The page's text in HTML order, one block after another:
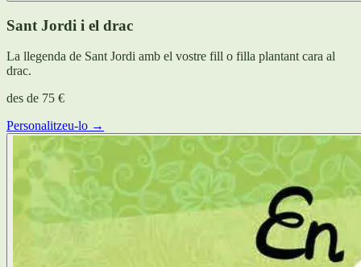
Sant Jordi i el drac
La llegenda de Sant Jordi amb el vostre fill o filla plantant cara al
drac.
des de 75 €
Personalitzeu-lo →